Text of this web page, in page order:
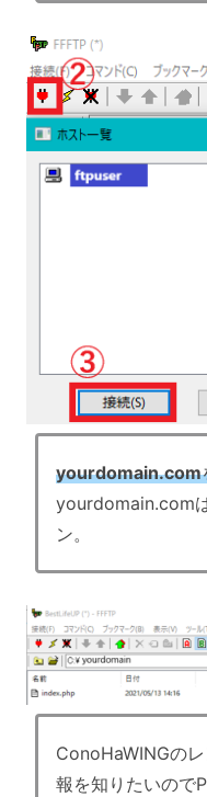
yourdomain.com
yourdomain.com
ン。
ConoHaWINGの
報を知りたいので